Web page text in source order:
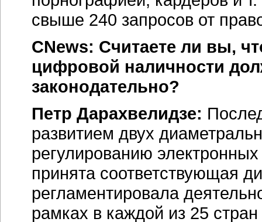
свыше 240 запросов от
CNews: Считаете ли вы,
цифровой наличности
законодательно?
Петр Дарахвелидзе:
развитием двух
регулированию
принята соответствующая
регламентировала
рамках в каждой из 25